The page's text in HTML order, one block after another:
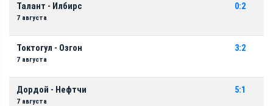
Талант - Илбирс
7 августа
0:2
Токтогул - Озгон
7 августа
3:2
Дордой - Нефтчи
7 августа
5:1